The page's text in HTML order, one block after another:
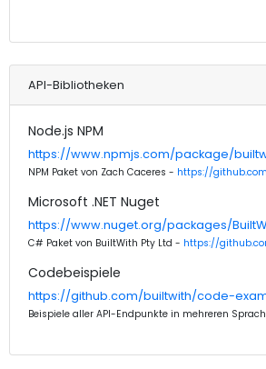
API-Bibliotheken
Node.js NPM
https://www.npmjs.com/package/
NPM Paket von Zach Caceres - https://
Microsoft .NET Nuget
https://www.nuget.org/packages/
C# Paket von BuiltWith Pty Ltd - https://
Codebeispiele
https://github.com/builtwith/code-
Beispiele aller API-Endpunkte in mehreren